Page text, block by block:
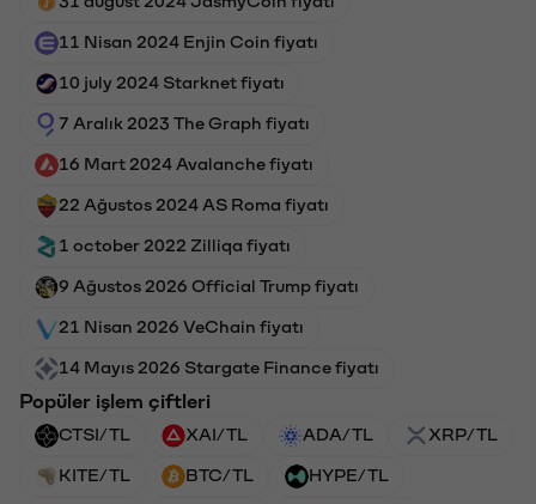
11 Nisan 2024 Enjin Coin fiyatı
10 july 2024 Starknet fiyatı
7 Aralık 2023 The Graph fiyatı
16 Mart 2024 Avalanche fiyatı
22 Ağustos 2024 AS Roma fiyatı
1 october 2022 Zilliqa fiyatı
9 Ağustos 2026 Official Trump fiyatı
21 Nisan 2026 VeChain fiyatı
14 Mayıs 2026 Stargate Finance fiyatı
Popüler işlem çiftleri
CTSI/TL XAI/TL ADA/TL XRP/TL
KITE/TL BTC/TL HYPE/TL